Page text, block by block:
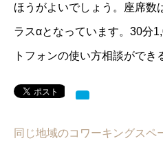
ほうがよいでしょう。座席数
ラスαとなっています。30分
トフォンの使い方相談ができ
同じ地域のコワーキングスペ